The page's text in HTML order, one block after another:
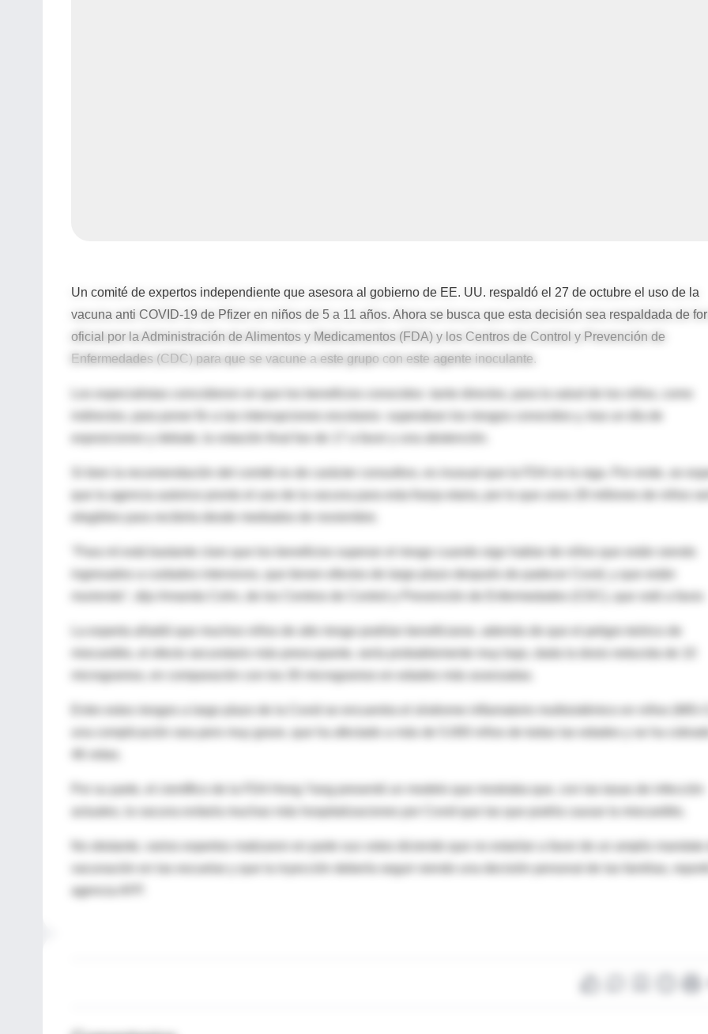
Un comité de expertos independiente que asesora al gobierno de EE. UU. respaldó el 27 de octubre el uso de la
vacuna anti COVID-19 de Pfizer en niños de 5 a 11 años. Ahora se busca que esta decisión sea respaldada de
oficial por la Administración de Alimentos y Medicamentos (FDA) y los Centros de Control y Prevención de
Enfermedades (CDC) para que se vacune a este grupo con este agente inoculante.
indirectos, para poner fin a las interrupciones escolares- superaban los riesgos conocidos y, tras un día de
Si bien la recomendación del comité es de carácter consultivo, es inusual que la FDA no la siga. Por ende, se
que la agencia autorice pronto el uso de la vacuna para esta franja etaria, por lo que unos 28 millones de niños
elegibles para recibirla desde mediados de noviembre.
"Para mí está bastante claro que los beneficios superan el riesgo cuando oigo hablar de niños que están siendo
ingresados a cuidados intensivos, que tienen efectos de largo plazo después de padecer Covid, y que están
La experta añadió que muchos niños de alto riesgo podrían beneficiarse, además de que el peligro teórico de
miocarditis, el efecto secundario más preocupante, sería probablemente muy bajo, dada la dosis reducida de 10
microgramos, en comparación con los 30 microgramos en edades más avanzadas.
Entre estos riesgos a largo plazo de la Covid se encuentra el síndrome inflamatorio multisistémico en niños (MIS-
Por su parte, el científico de la FDA Hong Yang presentó un modelo que mostraba que, con las tasas de infección
vacunación en las escuelas y que la inyección debería seguir siendo una decisión personal de las familias,
agencia AFP.